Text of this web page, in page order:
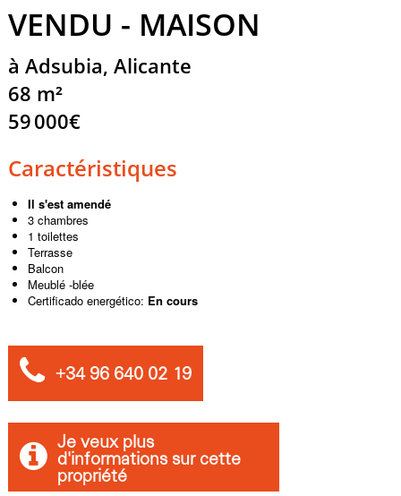
VENDU - MAISON
à Adsubia, Alicante
68 m²
59 000€
Caractéristiques
Il s'est amendé
3 chambres
1 toilettes
Terrasse
Balcon
Meublé -blée
Certificado energético: En cours
+34 96 640 02 19
Je veux plus
d'informations sur cette
propriété